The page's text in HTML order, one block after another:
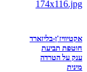
אקטיוויז'ן-בליזארד
חוטפת תביעת
ענק על הטרדה
מינית